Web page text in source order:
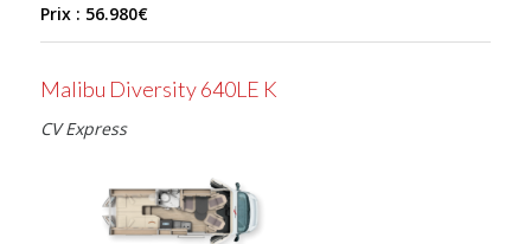
Prix : 56.980€
Malibu Diversity 640LE K
CV Express